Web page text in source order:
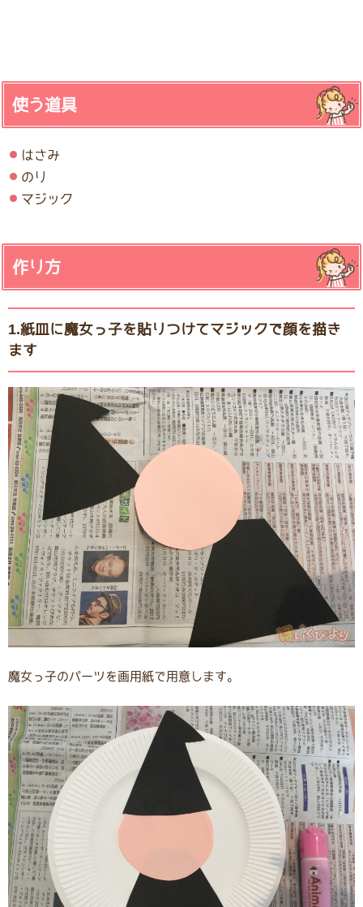
使う道具
はさみ
のり
マジック
作り方
1.紙皿に魔女っ子を貼りつけてマジックで顔を描き
ます
魔女っ子のパーツを画用紙で用意します。